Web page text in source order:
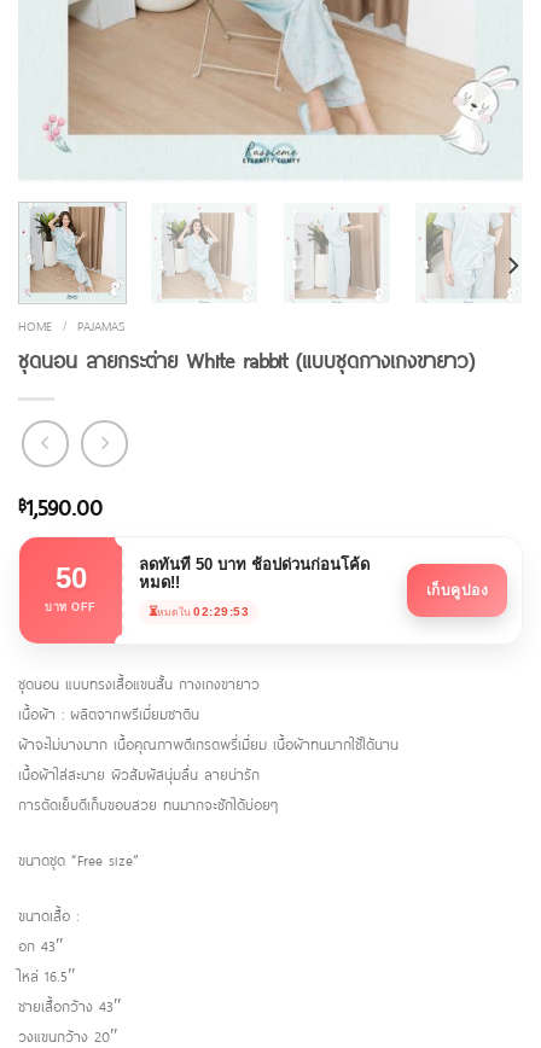
HOME / PAJAMAS
ชุดนอน ลายกระต่าย White rabbit (แบบชุดกางเกงขายาว)
฿1,590.00
50
บาท OFF
ลดทันที 50 บาท ช้อปด่วนก่อนโค้ด
หมด!!
⏳หมดใน 02:29:53
เก็บคูปอง
ชุดนอน แบบทรงเสื้อแขนสั้น กางเกงขายาว
เนื้อผ้า : ผลิตจากพรีเมี่ยมซาติน
ผ้าจะไม่บางมาก เนื้อคุณภาพดีเกรดพรี่เมี่ยม เนื้อผ้าทนมากใช้ได้นาน
เนื้อผ้าใส่สะบาย ผิวสัมผัสนุ่มลื่น ลายน่ารัก
การตัดเย็บดีเก็บขอบสวย ทนมากจะซักได้บ่อยๆ
ขนาดชุด “Free size”
ขนาดเสื้อ :
อก 43″
ไหล่ 16.5″
ชายเสื้อกว้าง 43″
วงแขนกว้าง 20″